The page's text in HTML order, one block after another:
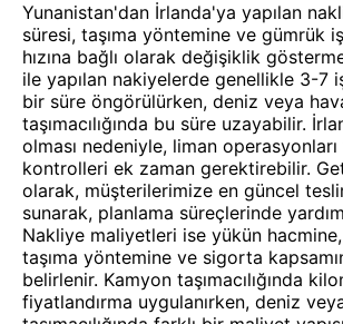
Yunanistan'dan İrlanda'ya yapılan
süresi, taşıma yöntemine ve gümrük
hızına bağlı olarak değişiklik
ile yapılan nakiyelerde genellikle 3-7
bir süre öngörülürken, deniz veya
taşımacılığında bu süre uzayabilir.
olması nedeniyle, liman
kontrolleri ek zaman gerektirebilir.
olarak, müşterilerimize en güncel
sunarak, planlama süreçlerinde
Nakliye maliyetleri ise yükün hacmine,
taşıma yöntemine ve sigorta
belirlenir. Kamyon taşımacılığında
fiyatlandırma uygulanırken, deniz